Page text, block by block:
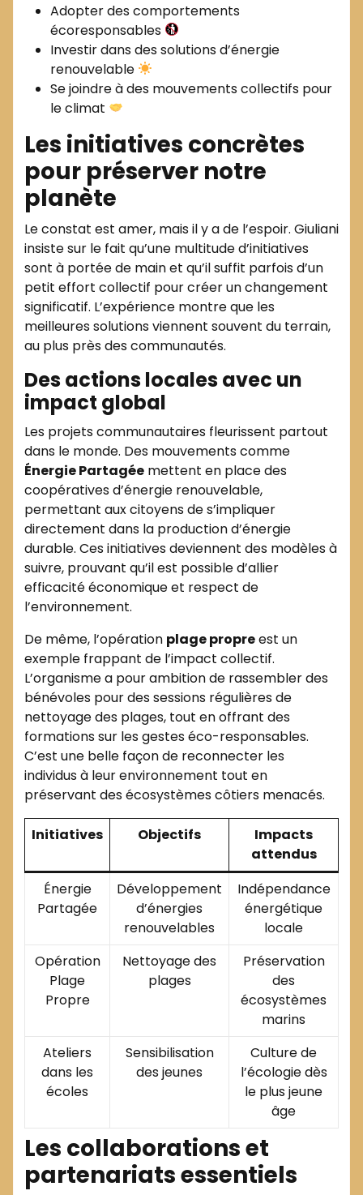
Adopter des comportements
écoresponsables
Investir dans des solutions d’énergie
renouvelable
Se joindre à des mouvements collectifs pour
le climat
Les initiatives concrètes
pour préserver notre
planète
Le constat est amer, mais il y a de l’espoir. Giuliani
insiste sur le fait qu’une multitude d’initiatives
sont à portée de main et qu’il suffit parfois d’un
petit effort collectif pour créer un changement
significatif. L’expérience montre que les
meilleures solutions viennent souvent du terrain,
au plus près des communautés.
Des actions locales avec un
impact global
Les projets communautaires fleurissent partout
dans le monde. Des mouvements comme
Énergie Partagée mettent en place des
coopératives d’énergie renouvelable,
permettant aux citoyens de s’impliquer
directement dans la production d’énergie
durable. Ces initiatives deviennent des modèles à
suivre, prouvant qu’il est possible d’allier
efficacité économique et respect de
l’environnement.
De même, l’opération plage propreest un
exemple frappant de l’impact collectif.
L’organisme a pour ambition de rassembler des
bénévoles pour des sessions régulières de
nettoyage des plages, tout en offrant des
formations sur les gestes éco-responsables.
C’est une belle façon de reconnecter les
individus à leur environnement tout en
préservant des écosystèmes côtiers menacés.
Initiatives Objectifs
Impacts
attendus
Énergie
Partagée
Développement
d’énergies
renouvelables
Indépendance
énergétique
locale
Opération
Plage
Propre
Nettoyage des
plages
Préservation
des
écosystèmes
marins
Ateliers
dans les
écoles
Sensibilisation
des jeunes
Culture de
l’écologie dès
le plus jeune
âge
Les collaborations et
partenariats essentiels